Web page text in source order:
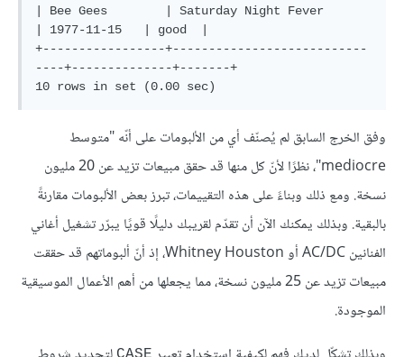
| Bee Gees        | Saturday Night Fever
| 1977-11-15   | good  |
+-----------------+---------------------------
----+--------------+-------+
وفق الخرج السابق لم يُصنّف أي من الألبومات على أنّه "متوسط
mediocre"، نظرًا لأنّ كل منها قد حقق مبيعات تزيد عن 20 مليون
نسخة. ومع ذلك وبناءً على هذه التقييمات، تبرز بعض الألبومات مقارنةً
بالبقية. وبذلك يمكنك الآن أن تقدّم لقريبك دليلًا قويًا يبرّر تشغيل أغاني
الفنانين AC/DC أو Whitney Houston، إذ أنّ ألبوماتهم قد حققت
مبيعات تزيد عن 25 مليون نسخة، مما يجعلها من أهم الأعمال الموسيقية
الموجودة.